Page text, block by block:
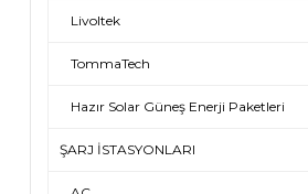
Livoltek
TommaTech
Hazır Solar Güneş Enerji Paketleri
ŞARJ İSTASYONLARI